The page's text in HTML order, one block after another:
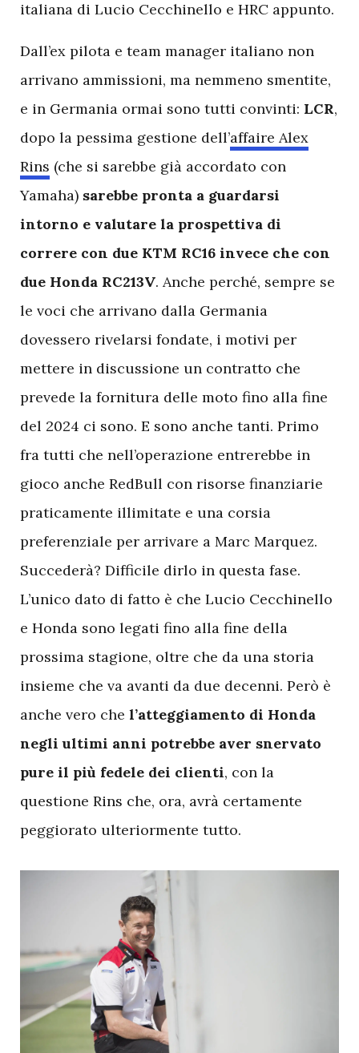
italiana di Lucio Cecchinello e HRC appunto.
Dall’ex pilota e team manager italiano non
arrivano ammissioni, ma nemmeno smentite,
e in Germania ormai sono tutti convinti: LCR,
dopo la pessima gestione dell’affaire Alex
Rins (che si sarebbe già accordato con
Yamaha) sarebbe pronta a guardarsi
intorno e valutare la prospettiva di
correre con due KTM RC16 invece che con
due Honda RC213V. Anche perché, sempre se
le voci che arrivano dalla Germania
dovessero rivelarsi fondate, i motivi per
mettere in discussione un contratto che
prevede la fornitura delle moto fino alla fine
del 2024 ci sono. E sono anche tanti. Primo
fra tutti che nell’operazione entrerebbe in
gioco anche RedBull con risorse finanziarie
praticamente illimitate e una corsia
preferenziale per arrivare a Marc Marquez.
Succederà? Difficile dirlo in questa fase.
L’unico dato di fatto è che Lucio Cecchinello
e Honda sono legati fino alla fine della
prossima stagione, oltre che da una storia
insieme che va avanti da due decenni. Però è
anche vero che l’atteggiamento di Honda
negli ultimi anni potrebbe aver snervato
pure il più fedele dei clienti, con la
questione Rins che, ora, avrà certamente
peggiorato ulteriormente tutto.